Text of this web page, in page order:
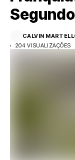
CALVIN
204 VISUALIZAÇÕES